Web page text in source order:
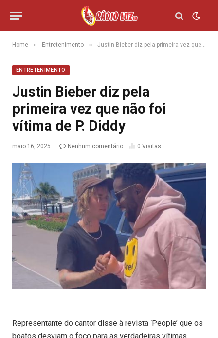
Home » Entretenimento » Justin Bieber diz pela primeira vez que não foi vítima de P. Diddy
ENTRETENIMENTO
Justin Bieber diz pela
primeira vez que não foi
vítima de P. Diddy
maio 16, 2025 Nenhum comentário 0 Visitas
Representante do cantor disse à revista ‘People’ que os
boatos desviam o foco para as verdadeiras vítimas.